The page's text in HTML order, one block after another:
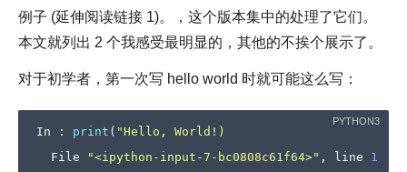
例子 (延伸阅读链接 1)。，这个版本集中的处理了它们。
本文就列出 2 个我感受最明显的，其他的不挨个展示了。
对于初学者，第一次写 hello world 时就可能这么写：
In : print ( "Hello, World!)
File
"<ipython-input-7-bc0808c61f64>" , line
1